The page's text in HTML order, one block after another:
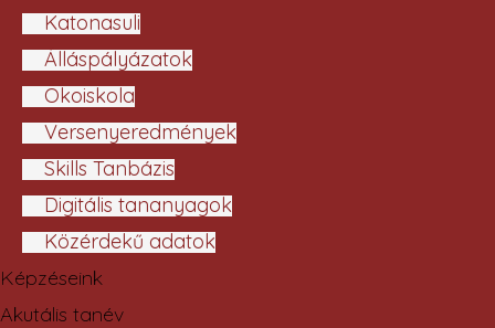
Katonasuli
Álláspályázatok
Ökoiskola
Versenyeredmények
Skills Tanbázis
Digitális tananyagok
Közérdekű adatok
Képzéseink
Akutális tanév